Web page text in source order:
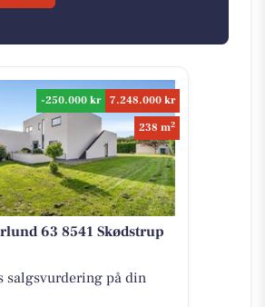
-250.000 kr
7.248.000 kr
238 m2
63 8541 Skødstrup
salgsvurdering på din